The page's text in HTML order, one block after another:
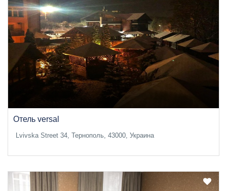
Отель versal
Lvivska Street 34, Тернополь, 43000, Украина